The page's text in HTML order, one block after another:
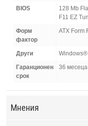
BIOS
128 Mb
F11 EZ
Форм
фактор
ATX Form
Други
Гаранционен
срок
36 месеца
Мнения